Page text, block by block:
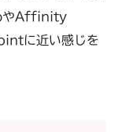
やAffinity
に近い感じを